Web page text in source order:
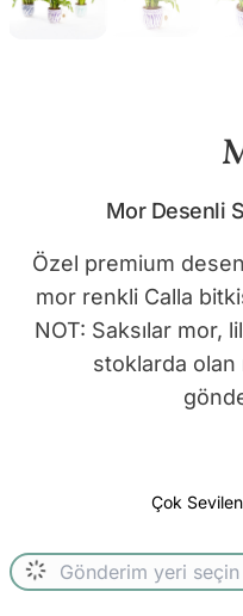
Mor Desenli
Özel premium
mor renkli Calla
NOT: Saksılar mor,
stoklarda
Çok